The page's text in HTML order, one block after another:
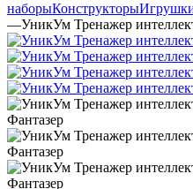
наборыКонструкторы
—УникУм Тренажер